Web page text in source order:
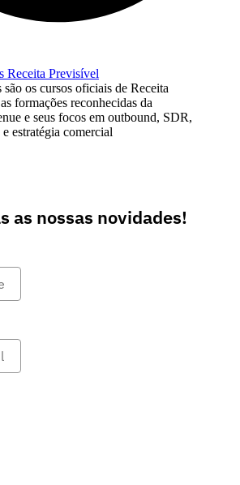
são os cursos oficiais de Receita
formações reconhecidas da
e seus focos em outbound, SDR,
estratégia comercial
as nossas novidades!